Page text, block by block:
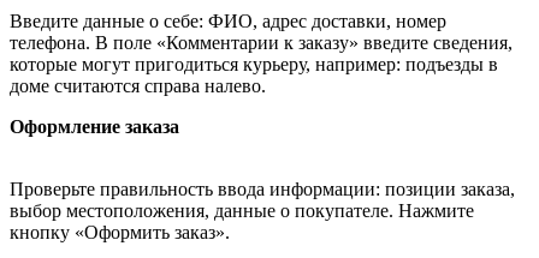
Введите данные о себе: ФИО, адрес доставки, номер
телефона. В поле «Комментарии к заказу» введите сведения,
которые могут пригодиться курьеру, например: подъезды в
доме считаются справа налево.
Оформление заказа
Проверьте правильность ввода информации: позиции заказа,
выбор местоположения, данные о покупателе. Нажмите
кнопку «Оформить заказ».